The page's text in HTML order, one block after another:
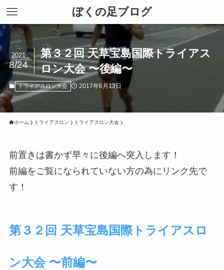
ぼくの足ブログ
第３２回 天草宝島国際トライアス
ロン大会 〜後編〜
2021
8/24
トライアスロン大会 2017年6月13日
ホーム トライアスロン トライアスロン大会
前置きは書かず早々に後編へ突入します！
前編をご覧になられていない方の為にリンク先で
す！
第３２回 天草宝島国際トライアスロ
ン大会 〜前編〜